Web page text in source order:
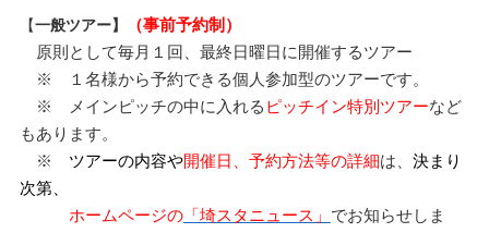
【一般ツアー】 （事前予約制 ）
原則として毎月１回、最終日曜日に開催するツアー
※ １名様から予約できる個人参加型のツアーです。
※ メインピッチの中に入れる ピッチイン特別ツアーなど
もあります。
※ ツアーの内容や開催日、予約方法等の詳細は、 決まり
次第、
ホームページの「埼スタニュース」 でお知らせしま